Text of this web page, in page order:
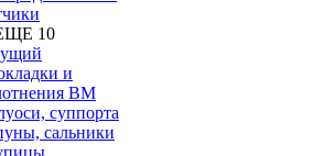
10
и
ВМ
суппорта
сальники